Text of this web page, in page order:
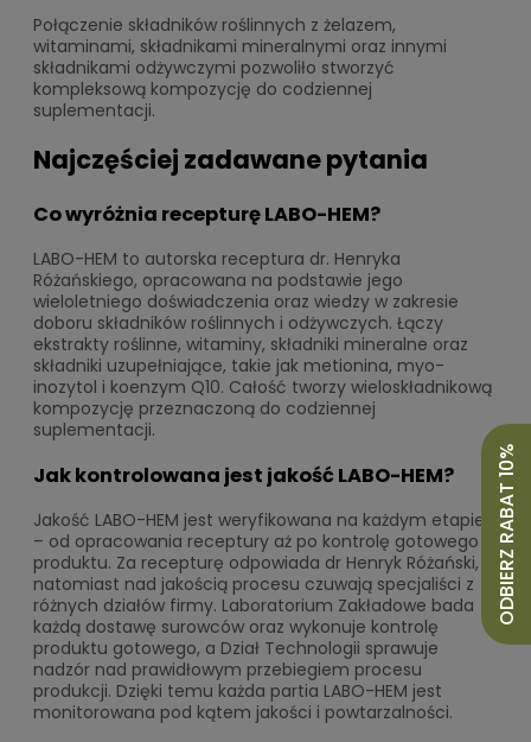
Połączenie składników roślinnych z żelazem,
witaminami, składnikami mineralnymi oraz innymi
składnikami odżywczymi pozwoliło stworzyć
kompleksową kompozycję do codziennej
suplementacji.
Najczęściej zadawane pytania
Co wyróżnia recepturę LABO-HEM?
LABO-HEM to autorska receptura dr. Henryka
Różańskiego, opracowana na podstawie jego
wieloletniego doświadczenia oraz wiedzy w zakresie
doboru składników roślinnych i odżywczych. Łączy
ekstrakty roślinne, witaminy, składniki mineralne oraz
składniki uzupełniające, takie jak metionina, myo-
inozytol i koenzym Q10. Całość tworzy wieloskładnikową
kompozycję przeznaczoną do codziennej
suplementacji.
Jak kontrolowana jest jakość LABO-HEM?
Jakość LABO-HEM jest weryfikowana na każdym etapie
– od opracowania receptury aż po kontrolę gotowego
produktu. Za recepturę odpowiada dr Henryk Różański,
natomiast nad jakością procesu czuwają specjaliści z
różnych działów firmy. Laboratorium Zakładowe bada
każdą dostawę surowców oraz wykonuje kontrolę
produktu gotowego, a Dział Technologii sprawuje
nadzór nad prawidłowym przebiegiem procesu
produkcji. Dzięki temu każda partia LABO-HEM jest
monitorowana pod kątem jakości i powtarzalności.
ODBIERZ RABAT 10%